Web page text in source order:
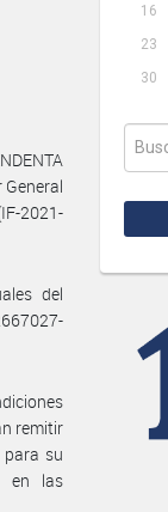
16
23
30
General
2021-
del
remitir
su
en las